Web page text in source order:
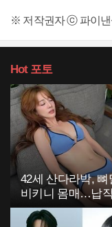
※ 저작권자 ⓒ 파이낸
Hot포토
42세 산다라박, 뼈
비키니 몸매…납
부에 깜짝